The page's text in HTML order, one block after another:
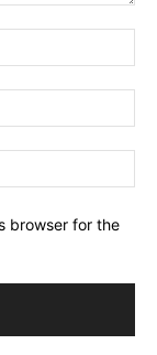
browser for the